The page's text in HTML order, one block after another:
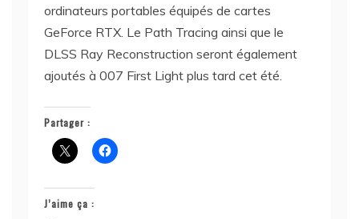
ordinateurs portables équipés de cartes
GeForce RTX. Le Path Tracing ainsi que le
DLSS Ray Reconstruction seront également
ajoutés à 007 First Light plus tard cet été.
Partager :
J’aime ça :